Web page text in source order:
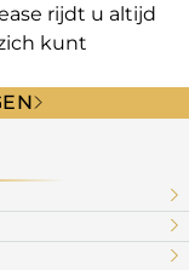
rijdt u altijd
kunt